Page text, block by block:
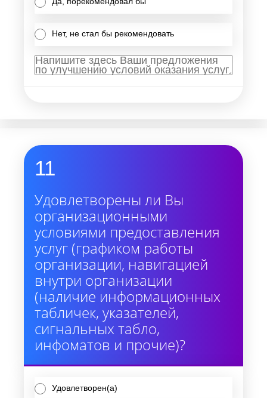
Нет, не стал бы рекомендовать
11
Удовлетворены ли Вы
организационными
условиями предоставления
услуг (графиком работы
организации, навигацией
внутри организации
(наличие информационных
табличек, указателей,
сигнальных табло,
инфоматов и прочие)?
Удовлетворен(а)